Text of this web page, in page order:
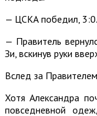
— ЦСКА победил, 3:0.
— Правитель
Зи, вскинув руки
Вслед за
Хотя Александра
повседневной